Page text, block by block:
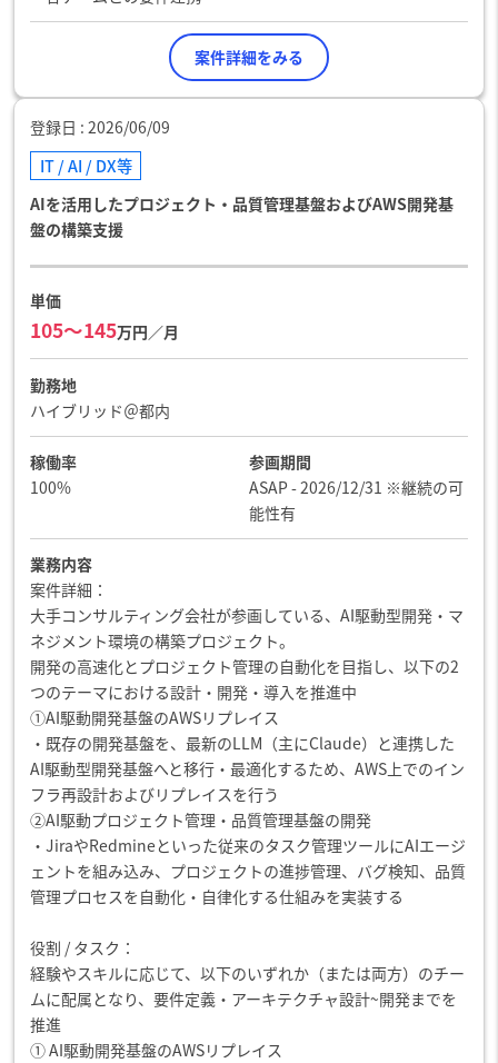
案件詳細をみる
登録日 2026/06/09
IT / AI / DX等
AIを活用したプロジェクト・品質管理基盤およびAWS開発基
盤の構築支援
単価
105〜145万円／月
勤務地
ハイブリッド＠都内
稼働率
100%
参画期間
ASAP - 2026/12/31 ※継続の可
能性有
業務内容
案件詳細：
大手コンサルティング会社が参画している、AI駆動型開発・マ
ネジメント環境の構築プロジェクト。
開発の高速化とプロジェクト管理の自動化を目指し、以下の2
つのテーマにおける設計・開発・導入を推進中
①AI駆動開発基盤のAWSリプレイス
・既存の開発基盤を、最新のLLM（主にClaude）と連携した
AI駆動型開発基盤へと移行・最適化するため、AWS上でのイン
フラ再設計およびリプレイスを行う
②AI駆動プロジェクト管理・品質管理基盤の開発
・JiraやRedmineといった従来のタスク管理ツールにAIエージ
ェントを組み込み、プロジェクトの進捗管理、バグ検知、品質
管理プロセスを自動化・自律化する仕組みを実装する
役割 / タスク：
経験やスキルに応じて、以下のいずれか（または両方）のチー
ムに配属となり、要件定義・アーキテクチャ設計~開発までを
推進
① AI駆動開発基盤のAWSリプレイス